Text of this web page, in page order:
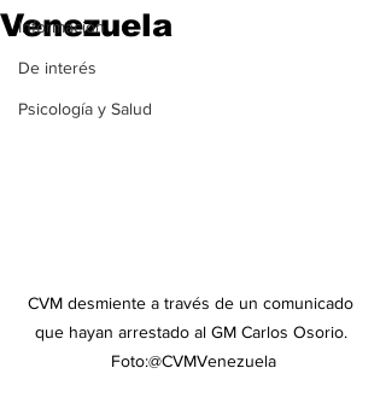
Información
De interés
Psicología y Salud
Venezuela
CVM desmiente a través de un comunicado
que hayan arrestado al GM Carlos Osorio.
Foto:@CVMVenezuela